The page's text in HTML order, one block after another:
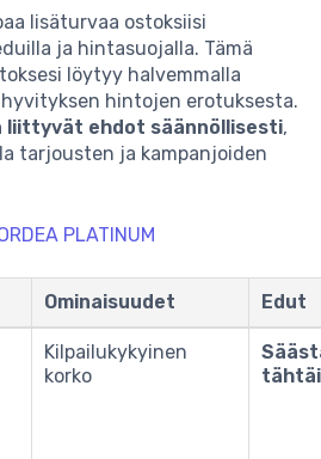
lisäturvaa ostoksiisi
ja hintasuojalla. Tämä
löytyy halvemmalla
hintojen erotuksesta.
liittyvät ehdot säännöllisesti,
tarjousten ja kampanjoiden
PLATINUM
Ominaisuudet Edut
Kilpailukykyinen
korko